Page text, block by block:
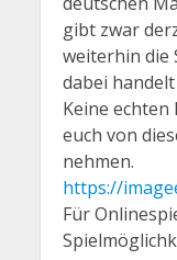
gibt zwar
weiterhin die
dabei
Keine
euch von
nehmen.
https://
Für